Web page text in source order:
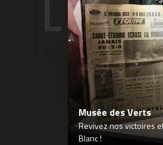
Musée des Verts
Revivez nos victoires
Blanc !